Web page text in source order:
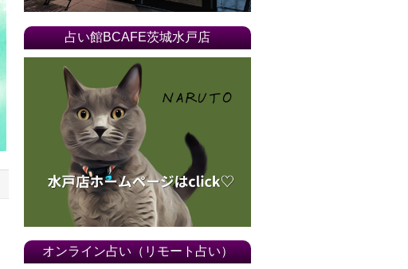
占い館BCAFE茨城水戸店
オンライン占い（リモート占い）